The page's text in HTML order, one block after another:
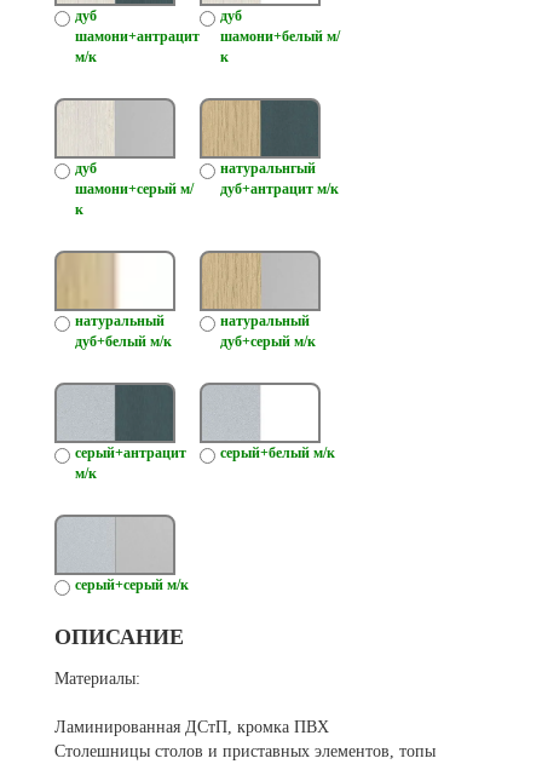
дуб
шамони+антрацит
м/к
дуб
шамони+белый м/
к
дуб
шамони+серый м/
к
натуральнгый
дуб+антрацит м/к
натуральный
дуб+белый м/к
натуральный
дуб+серый м/к
серый+антрацит
м/к
серый+белый м/к
серый+серый м/к
ОПИСАНИЕ
Материалы:
Ламинированная ДСтП, кромка ПВХ
Столешницы столов и приставных элементов, топы